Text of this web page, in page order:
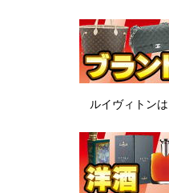
ルイヴィトンは